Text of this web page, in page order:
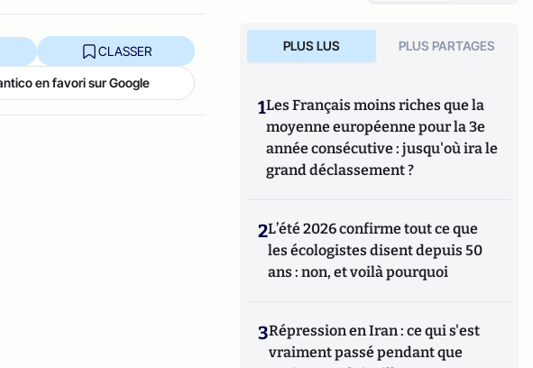
CLASSER
en favori sur Google
PLUS LUS PLUS PARTAGES
1Les Français moins riches que la
moyenne européenne pour la 3e
année consécutive : jusqu'où ira le
grand déclassement ?
2L’été 2026 confirme tout ce que
les écologistes disent depuis 50
ans : non, et voilà pourquoi
3Répression en Iran : ce qui s'est
vraiment passé pendant que